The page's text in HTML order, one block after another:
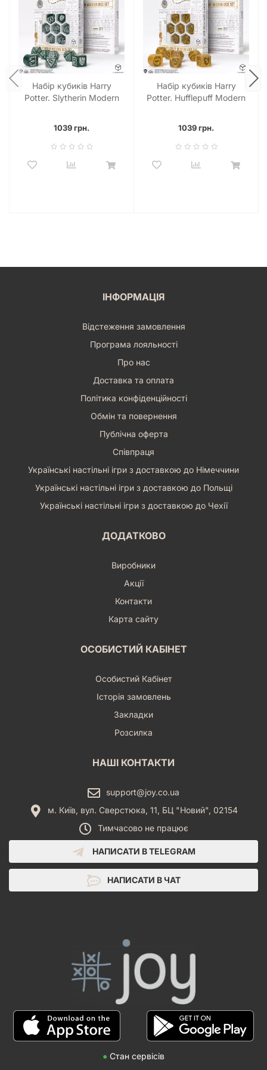
Набір кубиків Harry
Potter. Slytherin Modern
1039 грн.
Набір кубиків Harry
Potter. Hufflepuff Modern
1039 грн.
ІНФОРМАЦІЯ
Відстеження замовлення
Програма лояльності
Про нас
Доставка та оплата
Політика конфіденційності
Обмін та повернення
Публічна оферта
Співпраця
Українські настільні ігри з доставкою до Німеччини
Українські настільні ігри з доставкою до Польщі
Українські настільні ігри з доставкою до Чехії
ДОДАТКОВО
Виробники
Акції
Контакти
Карта сайту
ОСОБИСТИЙ КАБІНЕТ
Особистий Кабінет
Історія замовлень
Закладки
Розсилка
НАШІ КОНТАКТИ
support@joy.co.ua
м. Київ, вул. Сверстюка, 11, БЦ "Новий", 02154
Тимчасово не працює
НАПИСАТИ В TELEGRAM
НАПИСАТИ В ЧАТ
● Стан сервісів